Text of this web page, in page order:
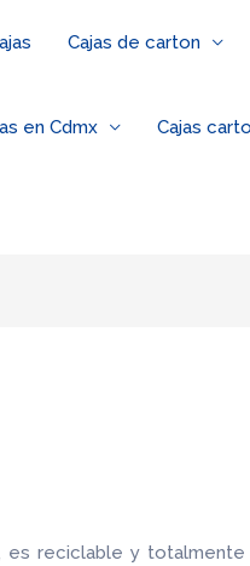
Cajas de carton
en Cdmx Cajas
es reciclable y